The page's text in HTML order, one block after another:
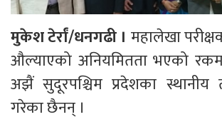
मुकेश टेर्रां/धनगढी । महालेखा
औल्याएको अनियमितता भएको
अझैं सुदूरपश्चिम प्रदेशका
गरेका छैनन् ।